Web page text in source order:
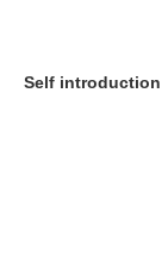
Self introduction